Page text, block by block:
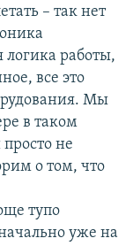
– так нет
логика работы,
все это
Мы
в таком
не
о том, что
тупо
уже на